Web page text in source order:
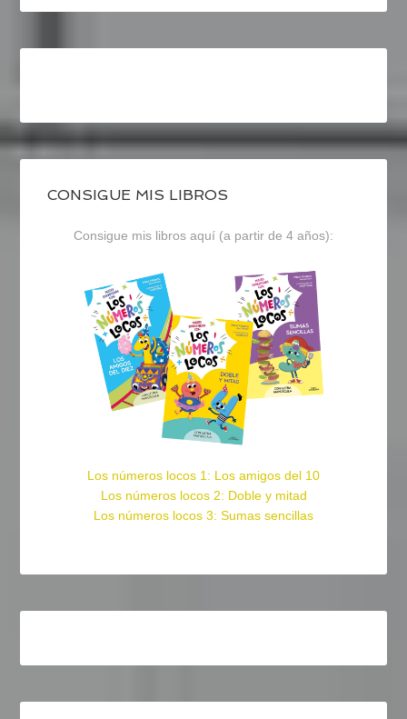
CONSIGUE MIS LIBROS
Consigue mis libros aquí (a partir de 4 años):
Los números locos 1: Los amigos del 10
Los números locos 2: Doble y mitad
Los números locos 3: Sumas sencillas